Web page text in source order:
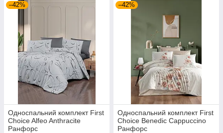
–42%
Односпальний комплект First
Choice Alfeo Anthracite
Ранфорс
–42%
Односпальний комплект First
Choice Benedic Cappuccino
Ранфорс